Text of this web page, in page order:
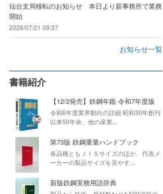
仙台支局移転のお知らせ 本日より新事務所で業務
開始
2026/07/21 09:37
お知らせ一覧
書籍紹介
【12/2発売】鉄鋼年鑑 令和7年度版
令和6年度業界動向の詳細 昭和30年創刊
以来50年余、他の産業...
第73版 鉄鋼重量ハンドブック
各品種ともＪＩＳサイズのほか、代表メ
ーカーの製品サイズを見やす...
新版鉄鋼実務用語辞典